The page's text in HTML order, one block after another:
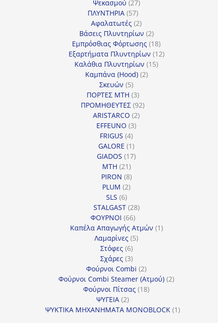
προϊόντα
Ψεκασμού 2727
προϊόντα
ΠΛΥΝΤΗΡΙΑ 5757
προϊόντα
Αφαλατωτές 22
προϊόντα
Βάσεις Πλυντηρίων 22
προϊόντα
Εμπρόσθιας Φόρτωσης 1818
προϊόντα
Εξαρτήματα Πλυντηρίων 1212
Καλάθια Πλυντηρίων 1515
Καμπάνα (Hood) 22
Σκευών 55
προϊόντα
ΠΟΡΤΕΣ MTH 33
προϊόντα
ΠΡΟΜΗΘΕΥΤΕΣ 9292
ARISTARCO 22
EFFEUNO 33
FRIGUS 44
προϊόντα
GALORE 11
προϊόν
GIADOS 1717
MTH 2121
προϊόντα
PIRON 88
προϊόντα
PLUM 22
SLS 66
προϊόντα
STALGAST 2828
ΦΟΥΡΝΟΙ 6666
προϊόντα
Καπέλα Απαγωγής Ατμών 11
Λαμαρίνες 55
Στόφες 66
προϊόντα
Σχάρες 33
προϊόντα
Φούρνοι Combi 22
προϊόντα
Φούρνοι Combi Steamer (Ατμού) 22
Φούρνοι Πίτσας 1818
ΨΥΓΕΙΑ 22
προϊόντα
ΨΥΚΤΙΚΑ ΜΗΧΑΝΗΜΑΤΑ MONOBLOCK 11